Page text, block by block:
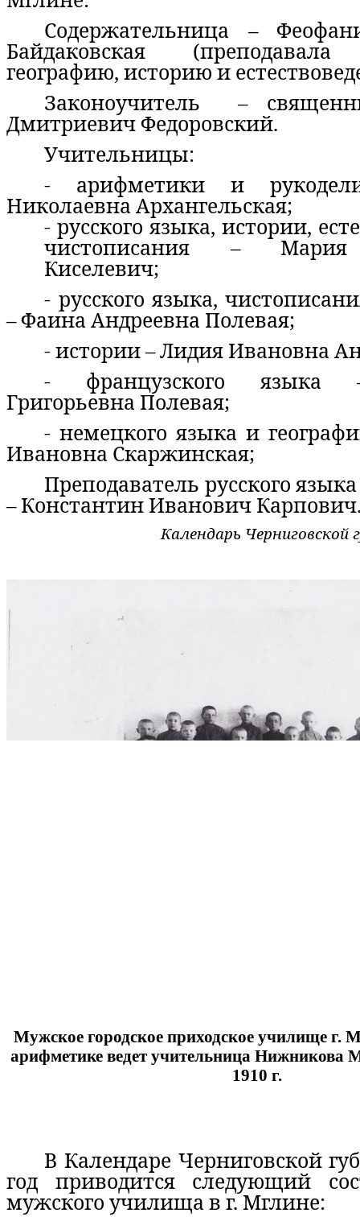
Содержательница –
Байдаковская (преподавала
географию, историю и
Законоучитель –
Дмитриевич Федоровский.
Учительницы:
- арифметики и
Николаевна Архангельская;
- русского языка, истории,
чистописания – Мария
Киселевич;
- русского языка,
– Фаина Андреевна Полевая;
- истории – Лидия Ивановна
- французского языка
Григорьевна Полевая;
- немецкого языка и
Ивановна Скаржинская;
Преподаватель русского
– Константин Иванович
Календарь Черниговской
Мужское городское приходское училище г.
арифметике ведет учительница Нижникова
1910 г.
В Календаре Черниговской
год приводится следующий
мужского училища в г. Мглине: